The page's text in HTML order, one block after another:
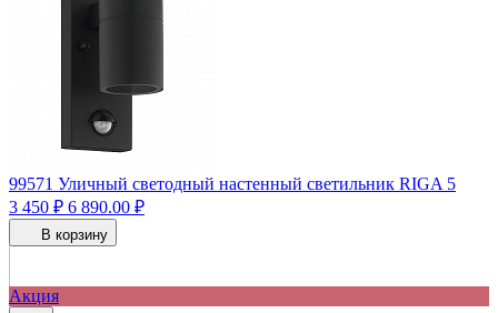
99571 Уличный светодный настенный светильник RIGA 5
3 450 ₽ 6 890.00 ₽
В корзину
Акция